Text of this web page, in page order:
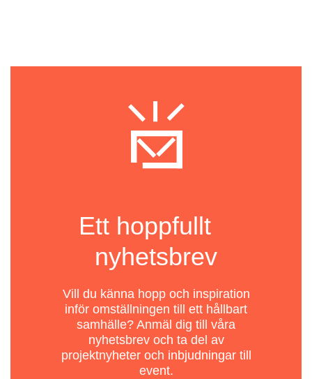
Ett hoppfullt
nyhetsbrev
Vill du känna hopp och inspiration
inför omställningen till ett hållbart
samhälle? Anmäl dig till våra
nyhetsbrev och ta del av
projektnyheter och inbjudningar till
event.